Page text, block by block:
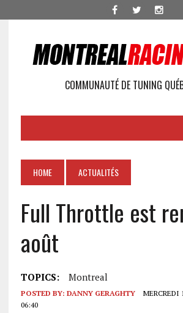
COMMUNAUTÉ DE TUNING
HOME ACTUALITÉS
Full Throttle est
août
TOPICS: Montreal
POSTED BY: DANNY GERAGHTY
MERCREDI
06:40